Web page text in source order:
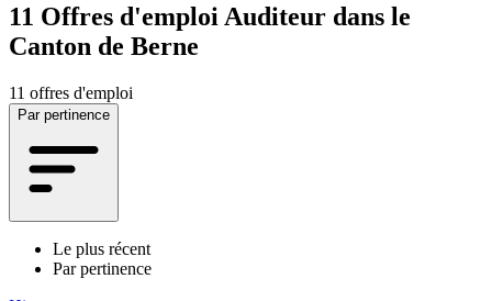
11 Offres d'emploi Auditeur dans le
Canton de Berne
11 offres d'emploi
Par pertinence
Le plus récent
Par pertinence